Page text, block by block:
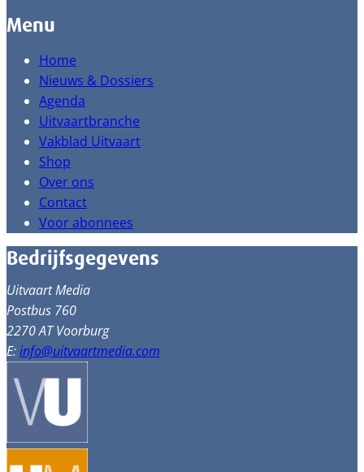
Menu
Home
Nieuws & Dossiers
Agenda
Uitvaartbranche
Vakblad Uitvaart
Shop
Over ons
Contact
Voor abonnees
Bedrijfsgegevens
Uitvaart Media
Postbus 760
2270 AT Voorburg
E:info@uitvaartmedia.com